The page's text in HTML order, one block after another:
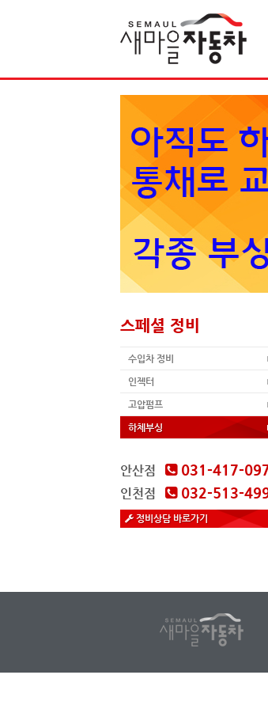
스페셜 정비
수입차 정비
인젝터
고압펌프
하체부싱
안산점 031-417-
인천점 032-513-
정비상담 바로가기